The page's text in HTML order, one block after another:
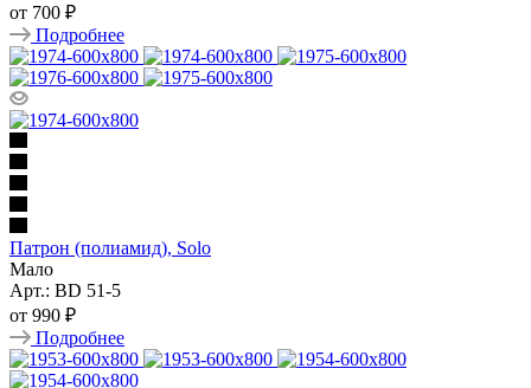
от 700 ₽
Подробнее
Патрон (полиамид), Solo
Мало
Арт.: BD 51-5
от 990 ₽
Подробнее